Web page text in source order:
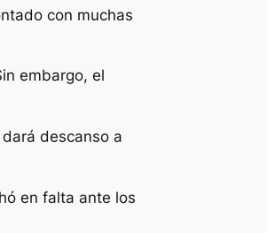
con muchas
embargo, el
descanso a
en falta ante los